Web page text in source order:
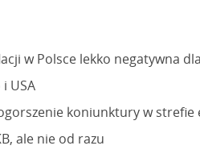
w Polsce lekko negatywna
USA
koniunktury w strefie
ale nie od razu